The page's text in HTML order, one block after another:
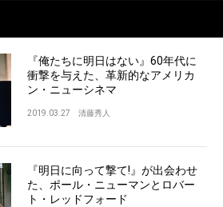
『俺たちに明日はない』60年代に
衝撃を与えた、革新的なアメリカ
ン・ニューシネマ
2019.03.27 清藤秀人
『明日に向って撃て!』が出会わせ
た、ポール・ニューマンとロバー
ト・レッドフォード